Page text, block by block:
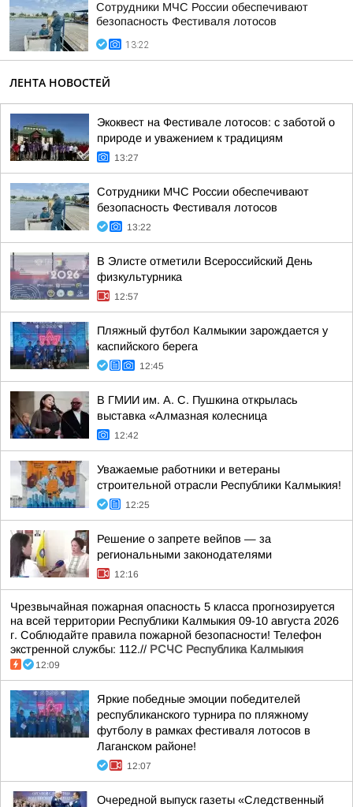
Сотрудники МЧС России обеспечивают
безопасность Фестиваля лотосов
13:22
ЛЕНТА НОВОСТЕЙ
Экоквест на Фестивале лотосов: с заботой о
природе и уважением к традициям
13:27
Сотрудники МЧС России обеспечивают
безопасность Фестиваля лотосов
13:22
В Элисте отметили Всероссийский День
физкультурника
12:57
Пляжный футбол Калмыкии зарождается у
каспийского берега
12:45
В ГМИИ им. А. С. Пушкина открылась
выставка «Алмазная колесница
12:42
Уважаемые работники и ветераны
строительной отрасли Республики Калмыкия!
12:25
Решение о запрете вейпов — за
региональными законодателями
12:16
Чрезвычайная пожарная опасность 5 класса прогнозируется
на всей территории Республики Калмыкия 09-10 августа 2026
г. Соблюдайте правила пожарной безопасности! Телефон
экстренной службы: 112.// РСЧС Республика Калмыкия
12:09
Яркие победные эмоции победителей
республиканского турнира по пляжному
футболу в рамках фестиваля лотосов в
Лаганском районе!
12:07
Очередной выпуск газеты «Следственный